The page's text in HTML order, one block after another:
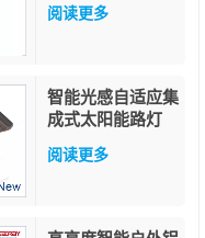
串户外花园装饰
阅读更多
智能光感自适应集
成式太阳能路灯
阅读更多